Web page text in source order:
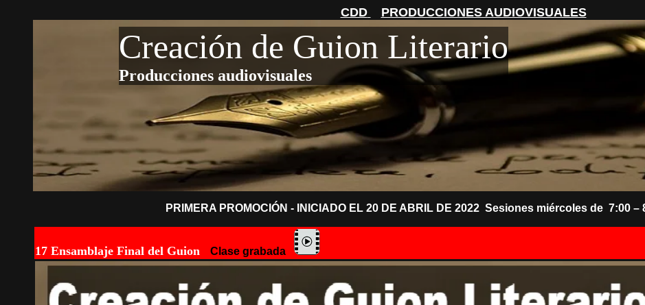
CDD PRODUCCIONES AUDIOVISUALES
Creación de Guion Literario
Producciones audiovisuales
PRIMERA PROMOCIÓN - INICIADO EL 20 DE ABRIL DE 2022 Sesiones miércoles de 7:00 –
17 Ensamblaje Final del Guion Clase grabada